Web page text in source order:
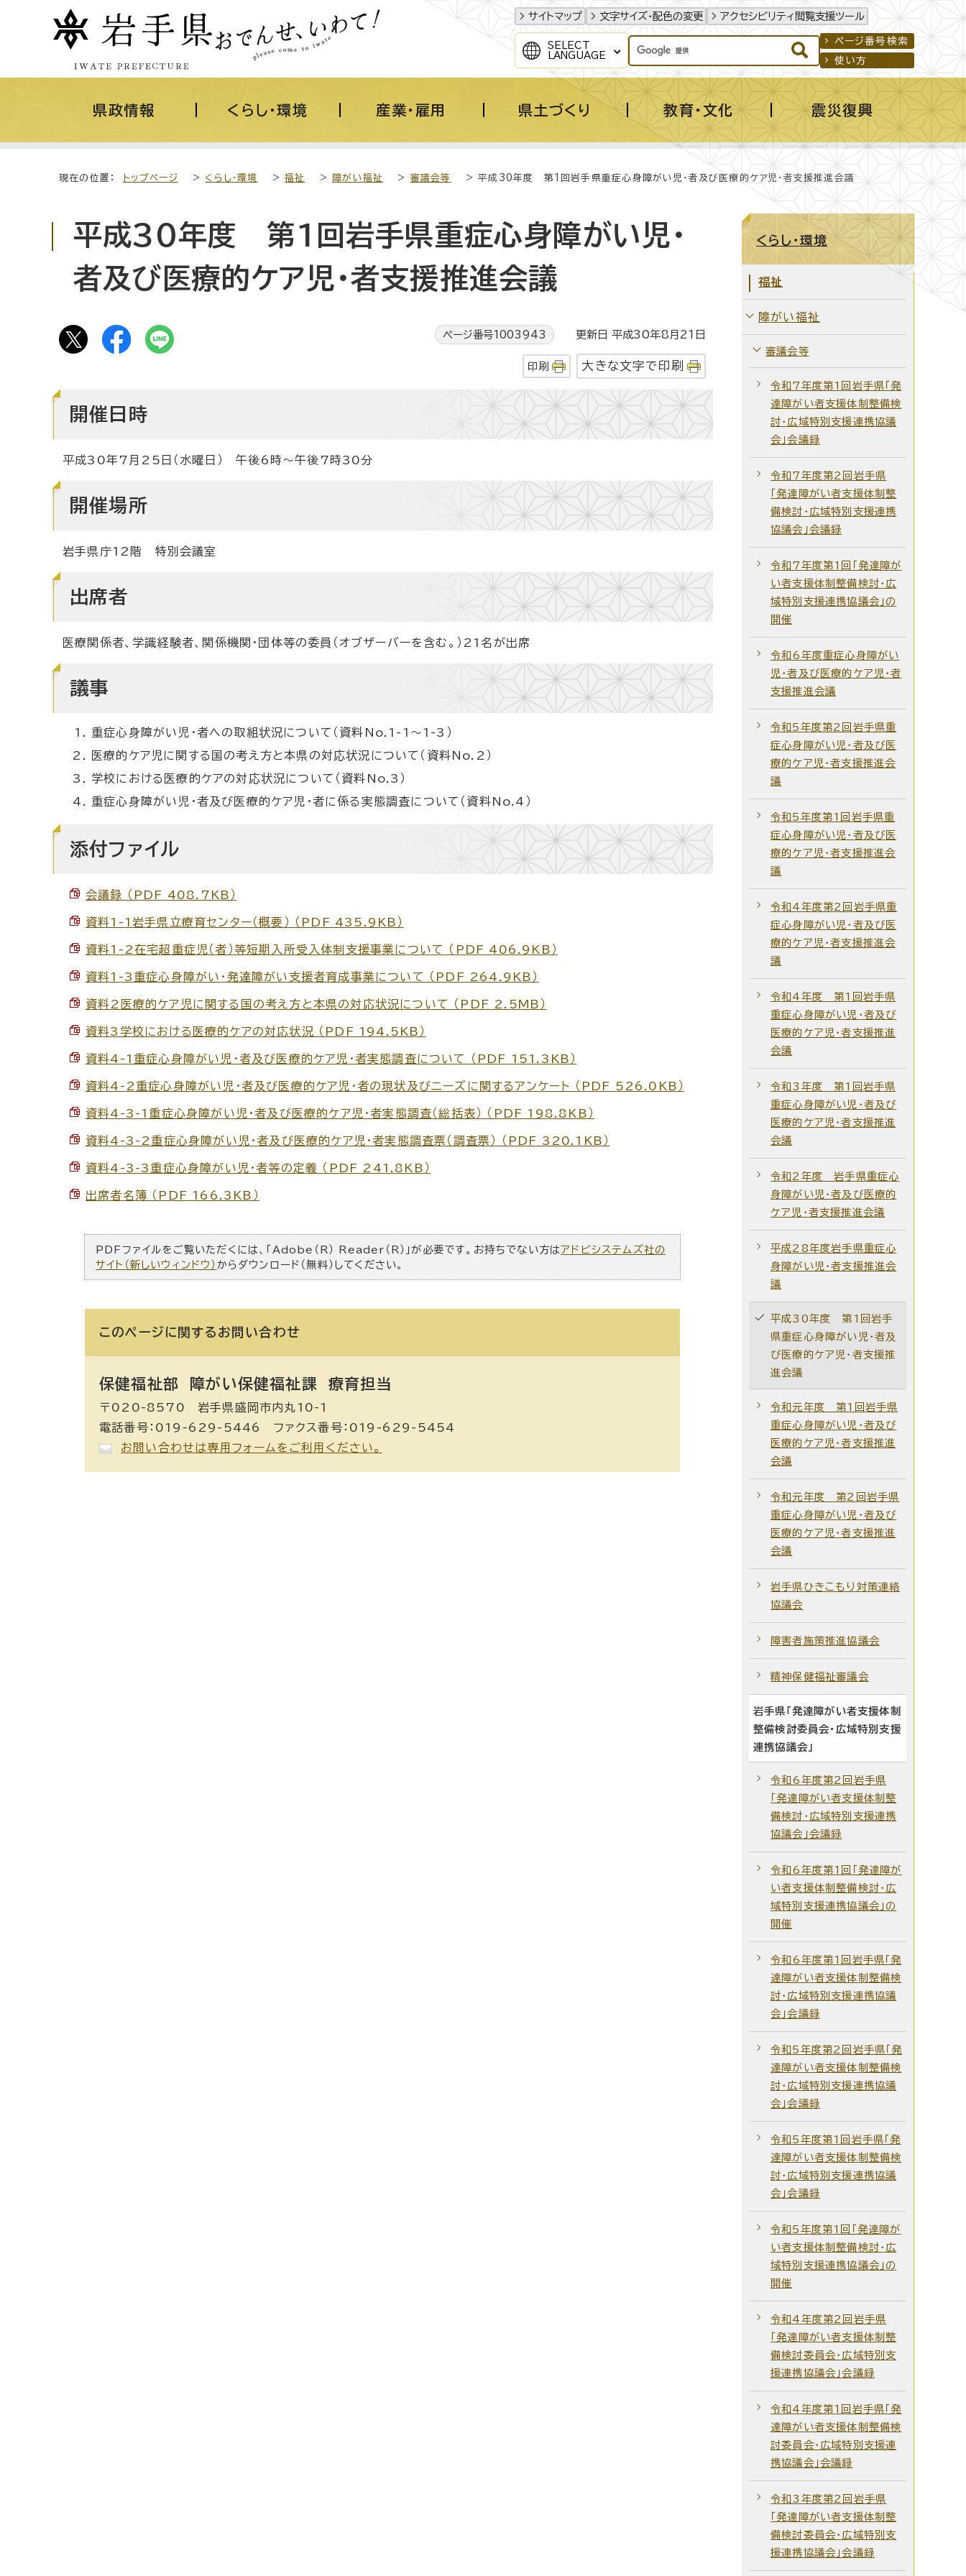
サイトマップ 文字サイズ・配色の変更 アクセシビリティ閲覧支援ツール
SELECT
LANGUAGE
ページ番号検索
使い方
県政情報 くらし・環境 産業・雇用 県土づくり 教育・文化 震災復興
現在の位置： トップページ > くらし・環境 >福祉 > 障がい福祉 > 審議会等 > 平成30年度 第1回岩手県重症心身障がい児・者及び医療的ケア児・者支援推進会議
平成30年度 第1回岩手県重症心身障がい児・
者及び医療的ケア児・者支援推進会議
ページ番号1003943 更新日 平成30年8月21日
印刷 大きな文字で印刷
開催日時
平成30年7月25日（水曜日） 午後6時～午後7時30分
開催場所
岩手県庁12階 特別会議室
出席者
医療関係者、学識経験者、関係機関・団体等の委員（オブザーバーを含む。）21名が出席
議事
重症心身障がい児・者への取組状況について（資料No.1-1～1-3）
医療的ケア児に関する国の考え方と本県の対応状況について（資料No.2）
学校における医療的ケアの対応状況について（資料No.3）
重症心身障がい児・者及び医療的ケア児・者に係る実態調査について（資料No.4）
添付ファイル
会議録 （PDF 408.7KB）
資料1-1岩手県立療育センター（概要） （PDF 435.9KB）
資料1-2在宅超重症児（者）等短期入所受入体制支援事業について （PDF 406.9KB）
資料1-3重症心身障がい・発達障がい支援者育成事業について （PDF 264.9KB）
資料2医療的ケア児に関する国の考え方と本県の対応状況について （PDF 2.5MB）
資料3学校における医療的ケアの対応状況 （PDF 194.5KB）
資料4-1重症心身障がい児・者及び医療的ケア児・者実態調査について （PDF 151.3KB）
資料4-2重症心身障がい児・者及び医療的ケア児・者の現状及びニーズに関するアンケート （PDF 526.0KB）
資料4-3-1重症心身障がい児・者及び医療的ケア児・者実態調査（総括表） （PDF 198.8KB）
資料4-3-2重症心身障がい児・者及び医療的ケア児・者実態調査票（調査票） （PDF 320.1KB）
資料4-3-3重症心身障がい児・者等の定義 （PDF 241.8KB）
出席者名簿 （PDF 166.3KB）
PDFファイルをご覧いただくには、「Adobe（R） Reader（R）」が必要です。お持ちでない方はアドビシステムズ社の
サイト（新しいウィンドウ） からダウンロード（無料）してください。
このページに関する お問い合わせ
保健福祉部 障がい保健福祉課 療育担当
〒020-8570 岩手県盛岡市内丸10-1
電話番号：019-629-5446 ファクス番号：019-629-5454
お問い合わせは専用フォームをご利用ください。
くらし・環境
福祉
障がい福祉
審議会等
令和7年度第1回岩手県「発
達障がい者支援体制整備検
討・広域特別支援連携協議
会」会議録
令和7年度第2回岩手県
「発達障がい者支援体制整
備検討・広域特別支援連携
協議会」会議録
令和7年度第1回「発達障が
い者支援体制整備検討・広
域特別支援連携協議会」の
開催
令和6年度重症心身障がい
児・者及び医療的ケア児・者
支援推進会議
令和5年度第2回岩手県重
症心身障がい児・者及び医
療的ケア児・者支援推進会
議
令和5年度第1回岩手県重
症心身障がい児・者及び医
療的ケア児・者支援推進会
議
令和4年度第2回岩手県重
症心身障がい児・者及び医
療的ケア児・者支援推進会
議
令和4年度 第1回岩手県
重症心身障がい児・者及び
医療的ケア児・者支援推進
会議
令和3年度 第1回岩手県
重症心身障がい児・者及び
医療的ケア児・者支援推進
会議
令和2年度 岩手県重症心
身障がい児・者及び医療的
ケア児・者支援推進会議
平成28年度岩手県重症心
身障がい児・者支援推進会
議
平成30年度 第1回岩手
県重症心身障がい児・者及
び医療的ケア児・者支援推
進会議
令和元年度 第1回岩手県
重症心身障がい児・者及び
医療的ケア児・者支援推進
会議
令和元年度 第2回岩手県
重症心身障がい児・者及び
医療的ケア児・者支援推進
会議
岩手県ひきこもり対策連絡
協議会
障害者施策推進協議会
精神保健福祉審議会
岩手県「発達障がい者支援体制
整備検討委員会・広域特別支援
連携協議会」
令和6年度第2回岩手県
「発達障がい者支援体制整
備検討・広域特別支援連携
協議会」会議録
令和6年度第1回「発達障が
い者支援体制整備検討・広
域特別支援連携協議会」の
開催
令和6年度第1回岩手県「発
達障がい者支援体制整備検
討・広域特別支援連携協議
会」会議録
令和5年度第2回岩手県「発
達障がい者支援体制整備検
討・広域特別支援連携協議
会」会議録
令和5年度第1回岩手県「発
達障がい者支援体制整備検
討・広域特別支援連携協議
会」会議録
令和5年度第1回「発達障が
い者支援体制整備検討・広
域特別支援連携協議会」の
開催
令和4年度第2回岩手県
「発達障がい者支援体制整
備検討委員会・広域特別支
援連携協議会」会議録
令和4年度第1回岩手県「発
達障がい者支援体制整備検
討委員会・広域特別支援連
携協議会」会議録
令和3年度第2回岩手県
「発達障がい者支援体制整
備検討委員会・広域特別支
援連携協議会」会議録